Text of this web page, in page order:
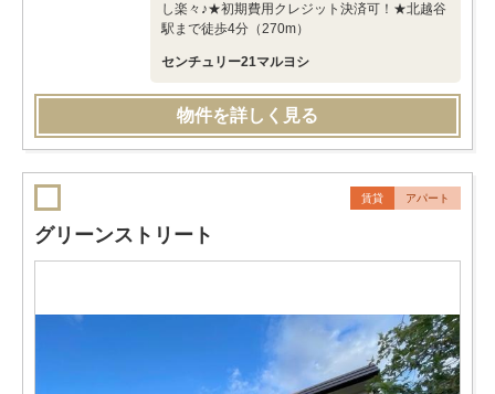
し楽々♪★初期費用クレジット決済可！★北越谷
駅まで徒歩4分（270m）
センチュリー21マルヨシ
物件を詳しく見る
賃貸 アパート
グリーンストリート